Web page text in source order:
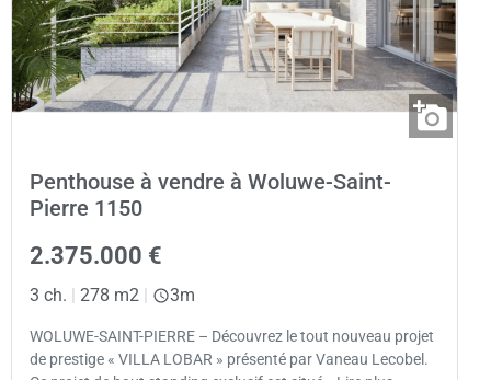
Penthouse à vendre à Woluwe-Saint-
Pierre 1150
2.375.000 €
3 ch. 278 m2 3m
WOLUWE-SAINT-PIERRE – Découvrez le tout nouveau projet
de prestige « VILLA LOBAR » présenté par Vaneau Lecobel.